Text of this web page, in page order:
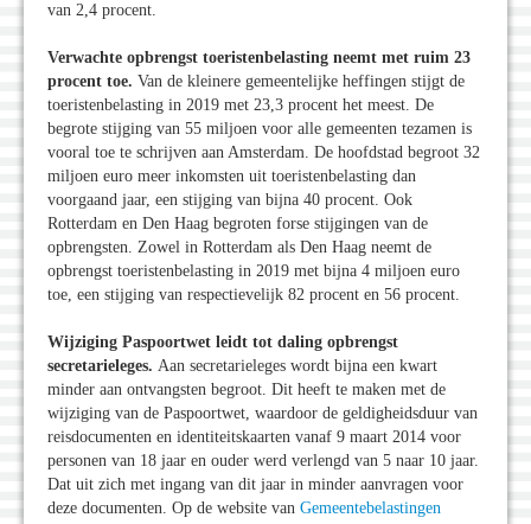
van 2,4 procent.
Verwachte opbrengst toeristenbelasting neemt met ruim 23
procent toe. Van de kleinere gemeentelijke heffingen stijgt de
toeristenbelasting in 2019 met 23,3 procent het meest. De
begrote stijging van 55 miljoen voor alle gemeenten tezamen is
vooral toe te schrijven aan Amsterdam. De hoofdstad begroot 32
miljoen euro meer inkomsten uit toeristenbelasting dan
voorgaand jaar, een stijging van bijna 40 procent. Ook
Rotterdam en Den Haag begroten forse stijgingen van de
opbrengsten. Zowel in Rotterdam als Den Haag neemt de
opbrengst toeristenbelasting in 2019 met bijna 4 miljoen euro
toe, een stijging van respectievelijk 82 procent en 56 procent.
Wijziging Paspoortwet leidt tot daling opbrengst
secretarieleges. Aan secretarieleges wordt bijna een kwart
minder aan ontvangsten begroot. Dit heeft te maken met de
wijziging van de Paspoortwet, waardoor de geldigheidsduur van
reisdocumenten en identiteitskaarten vanaf 9 maart 2014 voor
personen van 18 jaar en ouder werd verlengd van 5 naar 10 jaar.
Dat uit zich met ingang van dit jaar in minder aanvragen voor
deze documenten. Op de website van Gemeentebelastingen